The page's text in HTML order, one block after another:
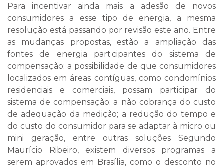
Para incentivar ainda mais a adesão de novos
consumidores a esse tipo de energia, a mesma
resolução está passando por revisão este ano. Entre
as mudanças propostas, estão a ampliação das
fontes de energia participantes do sistema de
compensação; a possibilidade de que consumidores
localizados em áreas contíguas, como condomínios
residenciais e comerciais, possam participar do
sistema de compensação; a não cobrança do custo
de adequação da medição; a redução do tempo e
do custo do consumidor para se adaptar à micro ou
mini geração, entre outras soluções Segundo
Maurício Ribeiro, existem diversos programas a
serem aprovados em Brasília, como o desconto no